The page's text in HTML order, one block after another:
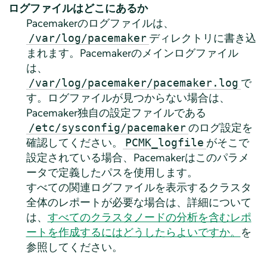
ログファイルはどこにあるか
Pacemakerのログファイルは、
/var/log/pacemaker ディレクトリに書き込
まれます。Pacemakerのメインログファイル
は、
/var/log/pacemaker/pacemaker.log で
す。ログファイルが見つからない場合は、
Pacemaker独自の設定ファイルである
/etc/sysconfig/pacemaker のログ設定を
確認してください。
PCMK_logfile がそこで
設定されている場合、Pacemakerはこのパラメ
ータで定義したパスを使用します。
すべての関連ログファイルを表示するクラスタ
全体のレポートが必要な場合は、詳細について
は、 すべてのクラスタノードの分析を含むレポ
ートを作成するにはどうしたらよいですか。
を
参照してください。